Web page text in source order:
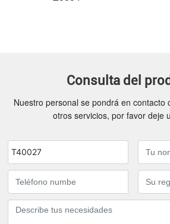
Consulta del
Nuestro personal se pondrá en contacto
otros servicios, por favor deje
T40027